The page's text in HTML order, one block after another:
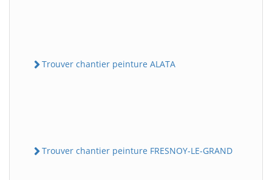
Trouver chantier peinture ALATA
Trouver chantier peinture FRESNOY-LE-GRAND